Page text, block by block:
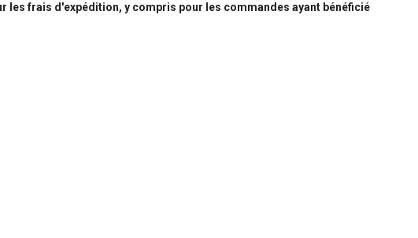
les frais d'expédition, y compris pour les commandes ayant bénéficié